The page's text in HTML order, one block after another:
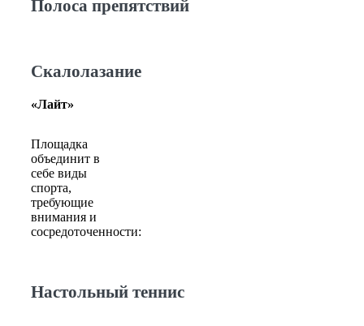
Полоса препятствий
Скалолазание
«Лайт»
Площадка
объединит в
себе виды
спорта,
требующие
внимания и
сосредоточенности:
Настольный теннис